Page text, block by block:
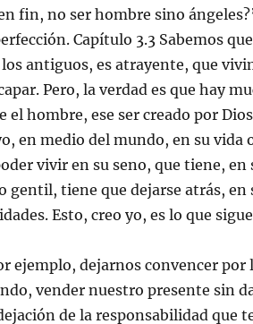
fin, no ser hombre sino
Capítulo 3.3 Sabemos
antiguos, es atrayente, que
Pero, la verdad es que hay
el hombre, ese ser creado por
en medio del mundo, en su vida
vivir en su seno, que tiene,
gentil, tiene que dejarse atrás, en
Esto, creo yo, es lo que
ejemplo, dejarnos convencer por
vender nuestro presente sin
de la responsabilidad que